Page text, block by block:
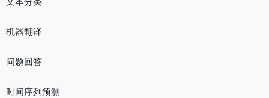
机器翻译
问题回答
时间序列预测